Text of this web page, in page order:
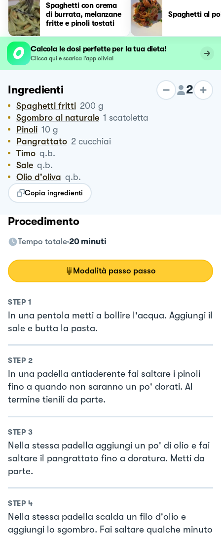
Spaghetti con crema
di burrata, melanzane
fritte e pinoli tostati
Spaghetti al
Calcola le dosi perfette per la tua dieta!
Clicca qui e scarica l’app olivia!
Ingredienti 2
Spaghetti fritti 200 g
Sgombro al naturale 1 scatoletta
Pinoli 10 g
Pangrattato 2 cucchiai
Timo q.b.
Sale q.b.
Olio d'oliva q.b.
Copia ingredienti
Procedimento
Tempo totale 20 minuti
Modalità passo passo
STEP 1
In una pentola metti a bollire l'acqua. Aggiungi il
sale e butta la pasta.
STEP 2
In una padella antiaderente fai saltare i pinoli
fino a quando non saranno un po' dorati. Al
termine tienili da parte.
STEP 3
Nella stessa padella aggiungi un po' di olio e fai
saltare il pangrattato fino a doratura. Metti da
parte.
STEP 4
Nella stessa padella scalda un filo d'olio e
aggiungi lo sgombro. Fai saltare qualche minuto